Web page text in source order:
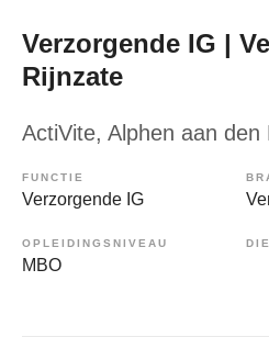
Verzorgende IG |
Rijnzate
ActiVite, Alphen aan den
FUNCTIE
Verzorgende IG
OPLEIDINGSNIVEAU
MBO